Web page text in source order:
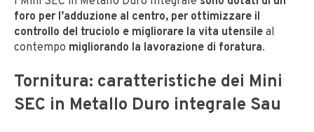
foro per l’adduzione al centro, per ottimizzare il
controllo del truciolo e migliorare la vita utensile al
contempo migliorando la lavorazione di foratura.
Tornitura: caratteristiche dei Mini
SEC in Metallo Duro integrale Sau